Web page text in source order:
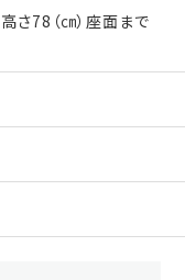
78（㎝）座面まで